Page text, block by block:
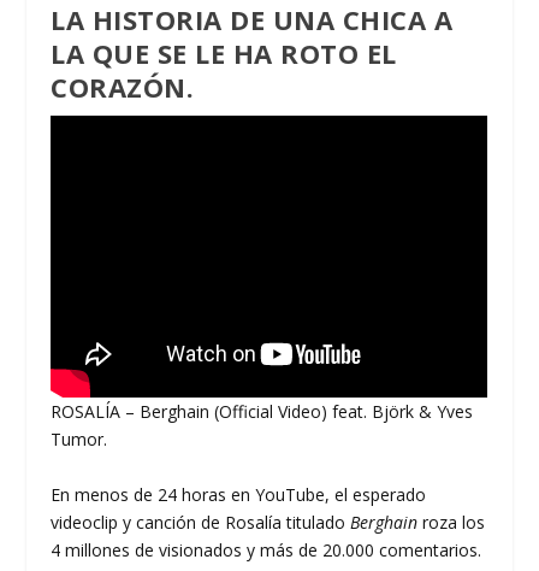
LA HISTORIA DE UNA CHICA A
LA QUE SE LE HA ROTO EL
CORAZÓN.
ROSALÍA – Berghain (Official Video) feat. Björk & Yves
Tumor.
En menos de 24 horas en YouTube, el esperado
videoclip y canción de Rosalía titulado Berghain roza los
4 millones de visionados y más de 20.000 comentarios.